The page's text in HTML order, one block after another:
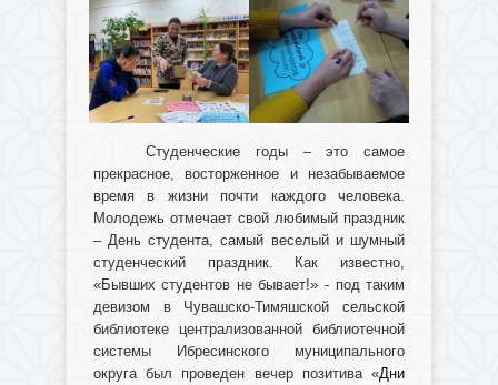
Студенческие годы – это самое
прекрасное, восторженное и незабываемое
время в жизни почти каждого человека.
Молодежь отмечает свой любимый праздник
– День студента, самый веселый и шумный
студенческий праздник. Как известно,
«Бывших студентов не бывает!» - под таким
девизом в Чувашско-Тимяшской сельской
библиотеке централизованной библиотечной
системы Ибресинского муниципального
округа был проведен вечер позитива «Дни